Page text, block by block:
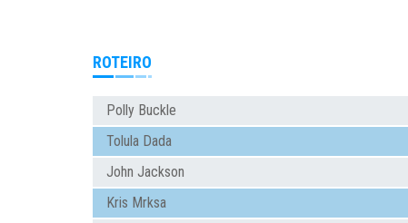
ROTEIRO
Polly Buckle
Tolula Dada
John Jackson
Kris Mrksa